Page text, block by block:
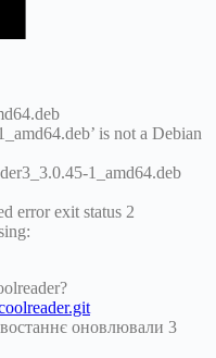
is not a Debian
1_amd64.deb
error exit status 2
оновлювали 3